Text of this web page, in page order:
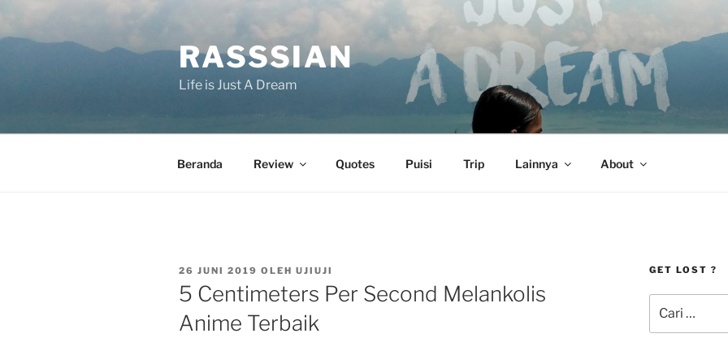
konten
RASSSIAN
Life is Just A Dream
Beranda Review Quotes Puisi Trip Lainnya About
DIPOSKAN
PADA
26 JUNI 2019 OLEH UJIUJI
5 Centimeters Per Second Melankolis
Anime Terbaik
GET LOST ?
untuk: